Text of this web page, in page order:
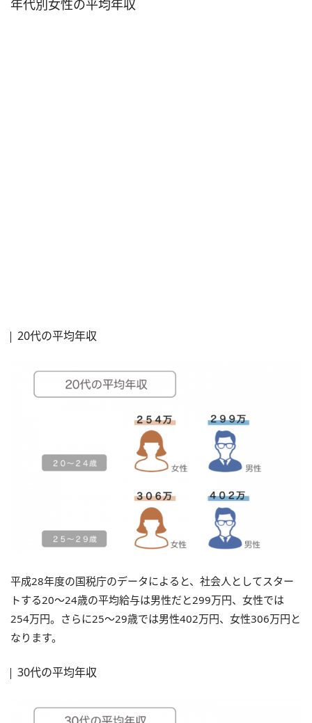
年代別女性の平均年収
20代の平均年収
平成28年度の国税庁のデータによると、社会人としてスター
トする20～24歳の平均給与は男性だと299万円、女性では
254万円。さらに25～29歳では男性402万円、女性306万円と
なります。
30代の平均年収